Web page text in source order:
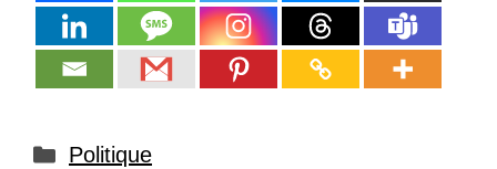
Catégories
Politique